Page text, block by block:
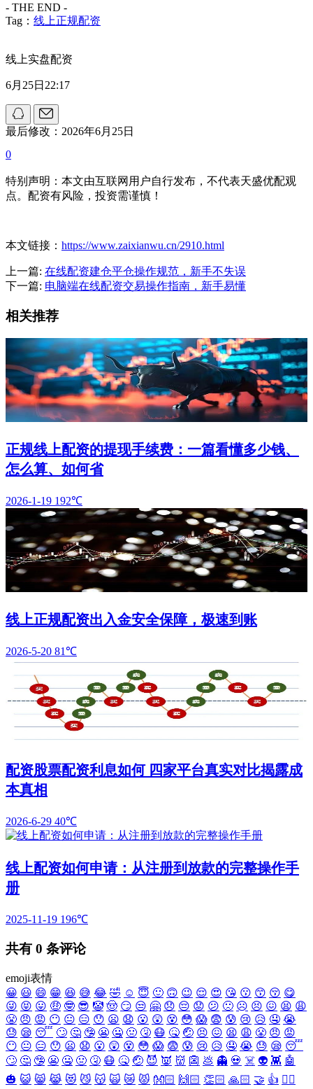
- THE END -
Tag： 线上正规配资
线上实盘配资
6月25日22:17
最后修改：2026年6月25日
0
特别声明：本文由互联网用户自行发布，不代表天盛优配观
点。配资有风险，投资需谨慎！
本文链接： https://www.zaixianwu.cn/2910.html
上一篇: 在线配资建仓平仓操作规范，新手不失误
下一篇: 电脑端在线配资交易操作指南，新手易懂
相关推荐
正规线上配资的提现手续费：一篇看懂多少钱、
怎么算、如何省
2026-1-19 192℃
线上正规配资出入金安全保障，极速到账
2026-5-20 81℃
配资股票配资利息如何 四家平台真实对比揭露成
本真相
2026-6-29 40℃
线上配资如何申请：从注册到放款的完整操作手
册
2025-11-19 196℃
共有 0 条评论
emoji表情
😀 😃 😄 😁 😆 😅 😂 🤣 ☺️ 😇 🙂 🙃 😉 😌 😍 😘 😗 😙 😚 😋
😜 😝 😛 🤑 🤓 😎 🤡 🤠 😏 😒 🤗 😞 😔 😟 😕 🙁 ☹️ 😣 😖 😫 😩
😤 😠 😡 😶 😐 😑 😯 😦 😧 😮 😲 😵 😳 😱 😨 😰 😢 😥 🤤 😭
😓 😪 😴 🙄 🤔 🤥 😬 🤐 🤢 🤧 😷 🤒 🤕 😣 😖 😫 😩 😤 😠 😡
😶 😐 😑 😯 😦 😧 😮 😲 😵 😳 😱 😨 😰 😢 😥 🤤 😭 😓 😪 😴
🙄 🤔 🤥 😬 🤐 🤢 🤧 😷 🤒 🤕 😈 👿 👹 👺 💩 👻 💀 ☠️ 👽 👾 🤖
🎃 😺 😸 😹 😻 😼 😽 🙀 😿 😾 👐🏻 🙌🏻 👏🏻 🙏🏻 🤝 👍 👎🏻